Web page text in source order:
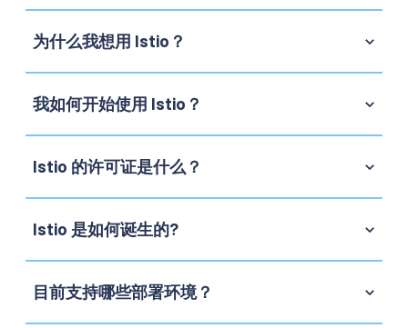
为什么我想用 Istio？
我如何开始使用 Istio？
Istio 的许可证是什么？
Istio 是如何诞生的?
目前支持哪些部署环境？